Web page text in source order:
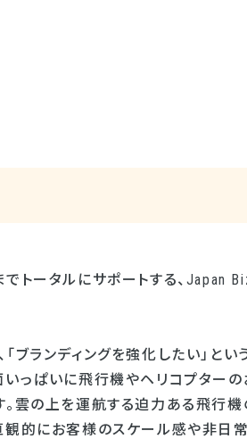
トータルにサポートする、Japan
ブランディングを強化したい」とい
っぱいに飛行機やヘリコプター
。雲の上を運航する迫力ある飛行
観的にお客様のスケール感や非